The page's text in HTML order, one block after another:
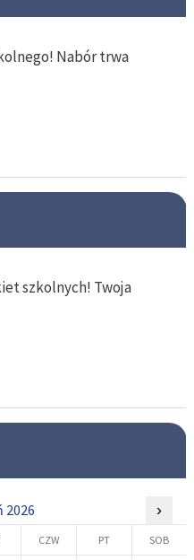
Nabór trwa
szkolnych! Twoja
2026 ›
CZW PT SOB